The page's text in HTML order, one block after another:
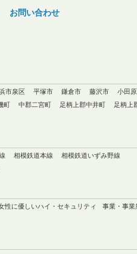
お問い合わせ
市泉区 平塚市 鎌倉市 藤沢市
小田
町 中郡二宮町 足柄上郡中井町
足柄上
相模鉄道本線
相模鉄道いずみ野線
性に優しいハイ・セキュリティ
事業・事業